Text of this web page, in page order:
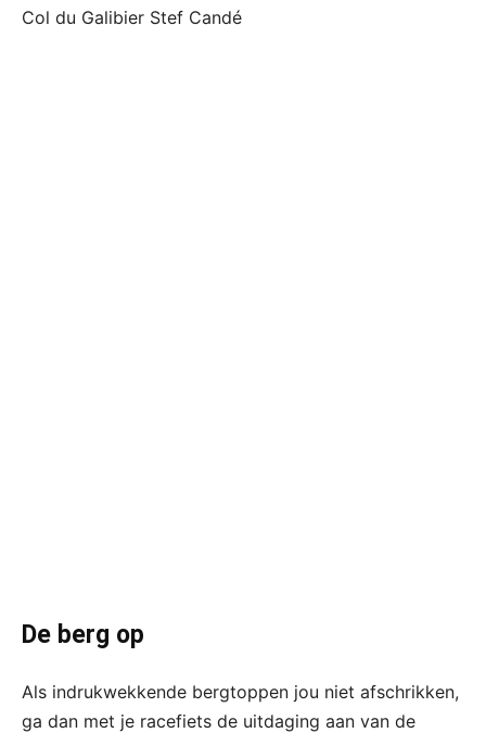
Col du Galibier Stef Candé
De berg op
Als indrukwekkende bergtoppen jou niet afschrikken,
ga dan met je racefiets de uitdaging aan van de